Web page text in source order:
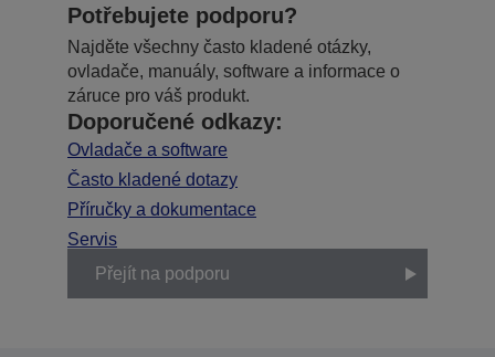
Potřebujete podporu?
Najděte všechny často kladené otázky,
ovladače, manuály, software a informace o
záruce pro váš produkt.
Doporučené odkazy:
Ovladače a software
Často kladené dotazy
Příručky a dokumentace
Servis
Přejít na podporu